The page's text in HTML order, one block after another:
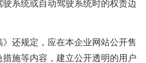
系统或自动驾驶系统时的权责边
》还规定，应在本企业网站公开售
措施等内容，建立公开透明的用户